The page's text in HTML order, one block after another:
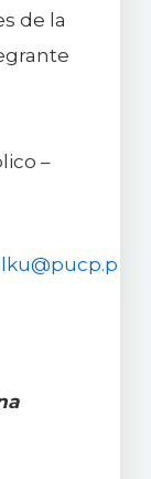
de la
–
lku@pucp.p